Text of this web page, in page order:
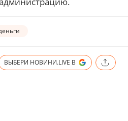
ВЫБЕРИ НОВИНИ.LIVE В